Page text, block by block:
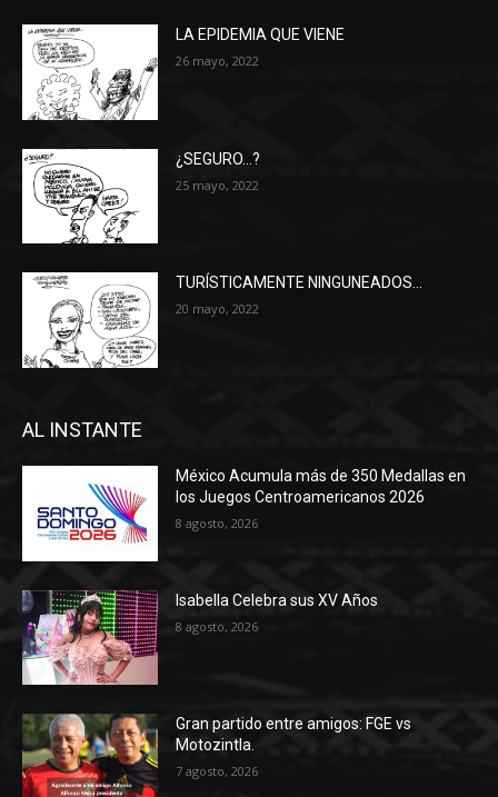
LA EPIDEMIA QUE VIENE
26 mayo, 2022
¿SEGURO…?
25 mayo, 2022
TURÍSTICAMENTE NINGUNEADOS…
20 mayo, 2022
AL INSTANTE
México Acumula más de 350 Medallas en
los Juegos Centroamericanos 2026
8 agosto, 2026
Isabella Celebra sus XV Años
8 agosto, 2026
Gran partido entre amigos: FGE vs
Motozintla.
7 agosto, 2026